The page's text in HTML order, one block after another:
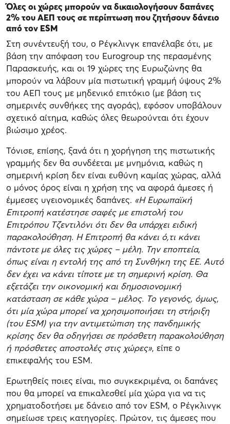
Όλες οι χώρες μπορούν να δικαιολογήσουν δαπάνες
2% του ΑΕΠ τους σε περίπτωση που ζητήσουν δάνειο
από τον ESM
Στη συνέντευξή του, ο Ρέγκλινγκ επανέλαβε ότι, με
βάση την απόφαση του Eurogroup της περασμένης
Παρασκευής, και οι 19 χώρες της Ευρωζώνης θα
μπορούν να λάβουν μία πιστωτική γραμμή ύψους 2%
του ΑΕΠ τους με μηδενικό επιτόκιο (με βάση τις
σημερινές συνθήκες της αγοράς), εφόσον υποβάλουν
σχετικό αίτημα, καθώς όλες θεωρούνται ότι έχουν
βιώσιμο χρέος.
Τόνισε, επίσης, ξανά ότι η χορήγηση της πιστωτικής
γραμμής δεν θα συνδέεται με μνημόνια, καθώς η
σημερινή κρίση δεν είναι ευθύνη καμίας χώρας, αλλά
ο μόνος όρος είναι η χρήση της να αφορά άμεσες ή
έμμεσες υγειονομικές δαπάνες. «Η Ευρωπαϊκή
Επιτροπή κατέστησε σαφές με επιστολή του
Επιτρόπου Τζεντιλόνι ότι δεν θα υπάρχει ειδική
παρακολούθηση. Η Επιτροπή θα κάνει ό,τι κάνει
πάντοτε με όλες τις χώρες – μέλη. Την εποπτεία,
όπως είναι η εντολή της από τη Συνθήκη της ΕΕ. Αυτό
δεν έχει να κάνει τίποτε με τη σημερινή κρίση. Θα
εξετάζει την οικονομική και δημοσιονομική
κατάσταση σε κάθε χώρα – μέλος. Το γεγονός, όμως,
ότι μία χώρα μπορεί να χρησιμοποιήσει τη στήριξη
(του ESM) για την αντιμετώπιση της πανδημικής
κρίσης δεν θα οδηγήσει σε πρόσθετη παρακολούθηση
ή πρόσθετες αποστολές στις χώρες», είπε ο
επικεφαλής του ESM.
Ερωτηθείς ποιες είναι, πιο συγκεκριμένα, οι δαπάνες
που θα μπορεί να επικαλεσθεί μία χώρα για να τις
χρηματοδοτήσει με δάνειο από τον ESM, ο Ρέγκλινγκ
σημείωσε τρεις κατηγορίες. Πρώτον, τις άμεσες που